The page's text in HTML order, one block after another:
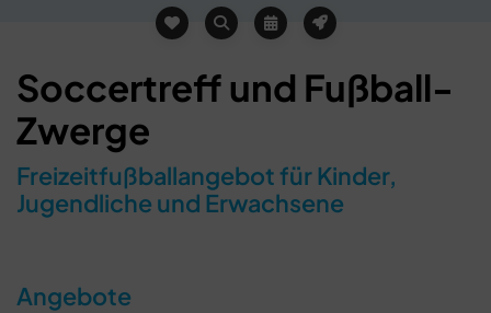
Soccertreff und Fußball-
Zwerge
Freizeitfußballangebot für Kinder,
Jugendliche und Erwachsene
Angebote